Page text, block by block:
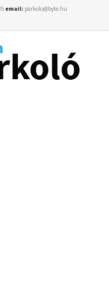
email: parkolo@byte.hu